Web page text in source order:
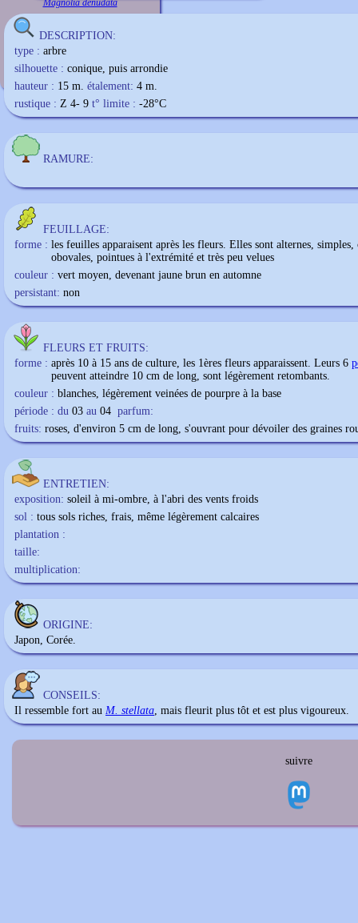
Magnolia denudata
DESCRIPTION:
type : arbre
silhouette : conique, puis arrondie
hauteur : 15 m. étalement: 4 m.
rustique : Z 4- 9 t° limite : -28°C
RAMURE:
FEUILLAGE:
forme : les feuilles apparaisent après les fleurs. Elles sont alternes, simples,
obovales, pointues à l'extrémité et très peu velues
couleur : vert moyen, devenant jaune brun en automne
persistant: non
FLEURS ET FRUITS:
forme : après 10 à 15 ans de culture, les 1ères fleurs apparaissent. Leurs 6
peuvent atteindre 10 cm de long, sont légèrement retombants.
couleur : blanches, légèrement veinées de pourpre à la base
période : du 03 au 04 parfum:
fruits: roses, d'environ 5 cm de long, s'ouvrant pour dévoiler des graines
ENTRETIEN:
exposition: soleil à mi-ombre, à l'abri des vents froids
sol : tous sols riches, frais, même légèrement calcaires
plantation :
taille:
multiplication:
ORIGINE:
Japon, Corée.
CONSEILS:
Il ressemble fort au M. stellata, mais fleurit plus tôt et est plus vigoureux.
suivre